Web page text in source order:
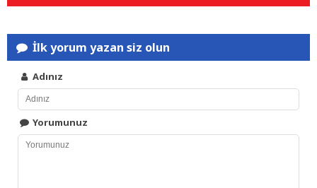
İlk yorum yazan siz olun
Adınız
Yorumunuz